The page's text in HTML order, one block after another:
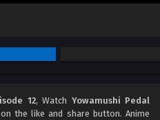
12, Watch Yowamushi Pedal
the like and share button. Anime